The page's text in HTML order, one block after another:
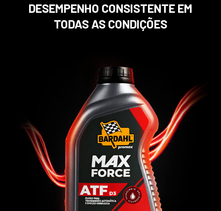
DESEMPENHO CONSISTENTE EM
TODAS AS CONDIÇÕES